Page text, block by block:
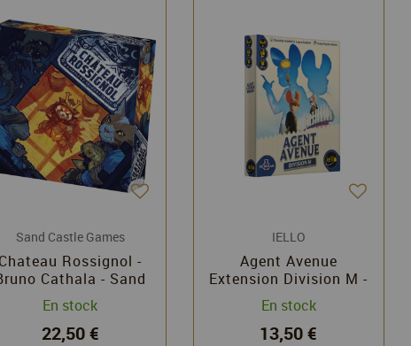
Sand Castle Games
Chateau Rossignol -
Cathala - Sand
Castle Games
En stock
22,50 €
IELLO
Agent Avenue
Extension Division M -
Christian Kudahl &
Laura Kudhal - Iello
En stock
13,50 €